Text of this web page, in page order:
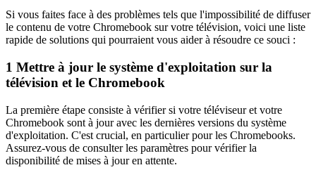
Si vous faites face à des problèmes tels que l'impossibilité de diffuser
le contenu de votre Chromebook sur votre télévision, voici une liste
rapide de solutions qui pourraient vous aider à résoudre ce souci :
1 Mettre à jour le système d'exploitation sur la
télévision et le Chromebook
La première étape consiste à vérifier si votre téléviseur et votre
Chromebook sont à jour avec les dernières versions du système
d'exploitation. C'est crucial, en particulier pour les Chromebooks.
Assurez-vous de consulter les paramètres pour vérifier la
disponibilité de mises à jour en attente.